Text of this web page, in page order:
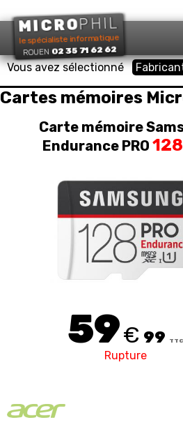
MICROPHIL
le spécialiste informatique
ROUEN 02 35 71 62 62
Vous avez sélectionné
Cartes mémoires
Carte mémoire
Endurance PRO
59€ 99 TTC
Rupture